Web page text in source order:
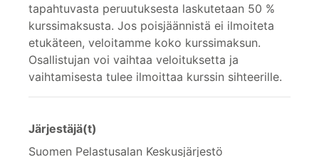
tapahtuvasta peruutuksesta laskutetaan 50 %
kurssimaksusta. Jos poisjäännistä ei ilmoiteta
etukäteen, veloitamme koko kurssimaksun.
Osallistujan voi vaihtaa veloituksetta ja
vaihtamisesta tulee ilmoittaa kurssin sihteerille.
Järjestäjä(t)
Suomen Pelastusalan Keskusjärjestö